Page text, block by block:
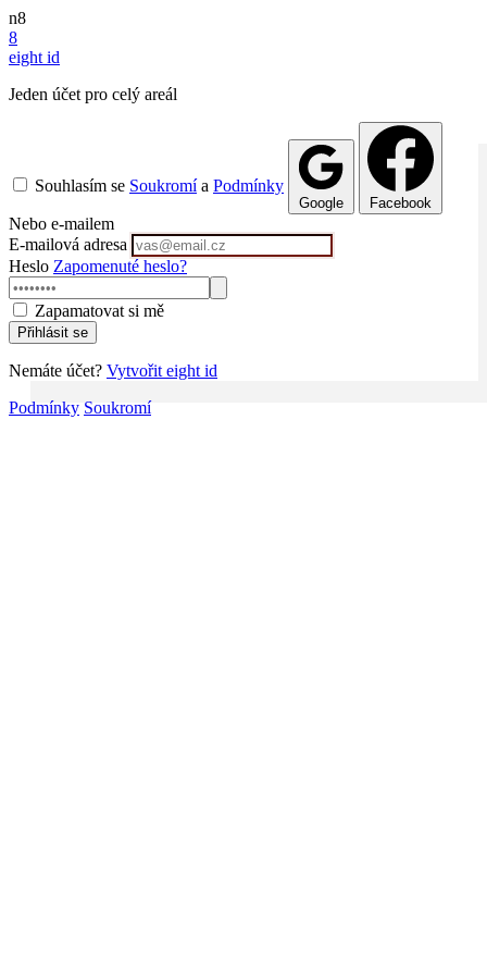
n8
8
eight id
Jeden účet pro celý areál
Souhlasím se Soukromía Podmínky
Google Facebook
Nebo e-mailem
E-mailová adresa
Heslo Zapomenuté heslo?
Zapamatovat si mě
Přihlásit se
Nemáte účet? Vytvořit eight id
Podmínky Soukromí